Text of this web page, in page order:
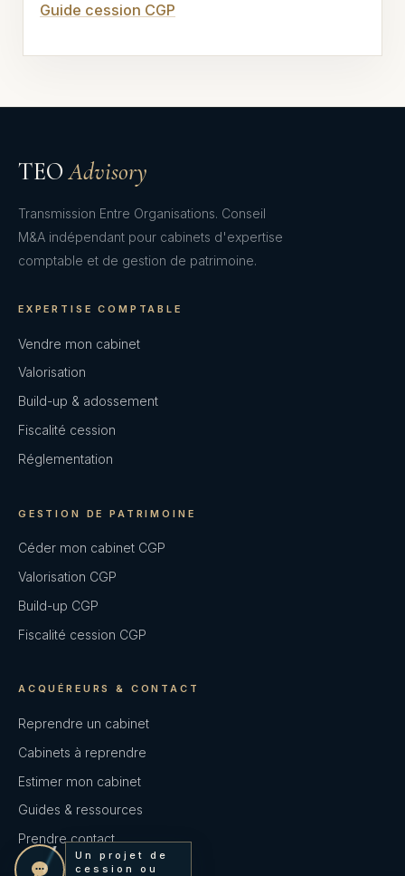
Guide cession CGP
TEOAdvisory
Transmission Entre Organisations. Conseil
M&A indépendant pour cabinets d'expertise
comptable et de gestion de patrimoine.
EXPERTISE COMPTABLE
Vendre mon cabinet
Valorisation
Build-up & adossement
Fiscalité cession
Réglementation
GESTION DE PATRIMOINE
Céder mon cabinet CGP
Valorisation CGP
Build-up CGP
Fiscalité cession CGP
ACQUÉREURS & CONTACT
Reprendre un cabinet
Cabinets à reprendre
Estimer mon cabinet
Guides & ressources
Prendre contact
Contact
Un projet de
cession ou